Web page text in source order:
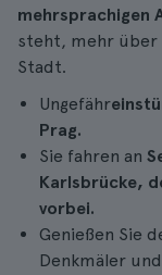
mehrsprachigen
steht, mehr über
Stadt.
Ungefähr
Prag.
Sie fahren an
Karlsbrücke,
vorbei.
Genießen Sie
Denkmäler